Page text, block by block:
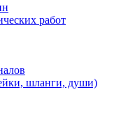
работ
шланги, души)